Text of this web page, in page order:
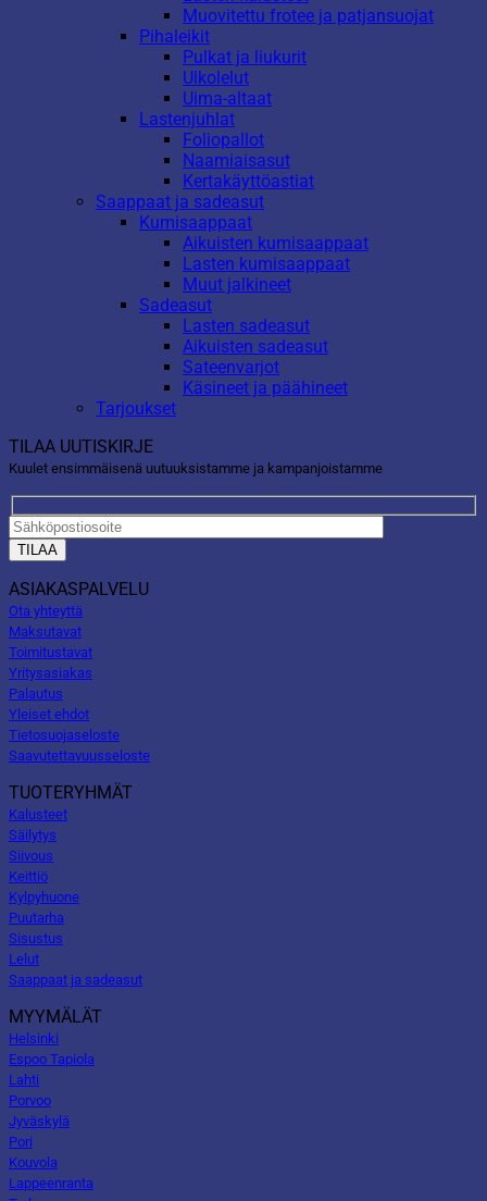
Muovitettu frotee ja patjansuojat
Pihaleikit
Pulkat ja liukurit
Ulkolelut
Uima-altaat
Lastenjuhlat
Foliopallot
Naamiaisasut
Kertakäyttöastiat
Saappaat ja sadeasut
Kumisaappaat
Aikuisten kumisaappaat
Lasten kumisaappaat
Muut jalkineet
Sadeasut
Lasten sadeasut
Aikuisten sadeasut
Sateenvarjot
Käsineet ja päähineet
Tarjoukset
TILAA UUTISKIRJE
Kuulet ensimmäisenä uutuuksistamme ja kampanjoistamme
ASIAKASPALVELU
Ota yhteyttä
Maksutavat
Toimitustavat
Yritysasiakas
Palautus
Yleiset ehdot
Tietosuojaseloste
Saavutettavuusseloste
TUOTERYHMÄT
Kalusteet
Säilytys
Siivous
Keittiö
Kylpyhuone
Puutarha
Sisustus
Lelut
Saappaat ja sadeasut
MYYMÄLÄT
Helsinki
Espoo Tapiola
Lahti
Porvoo
Jyväskylä
Pori
Kouvola
Lappeenranta